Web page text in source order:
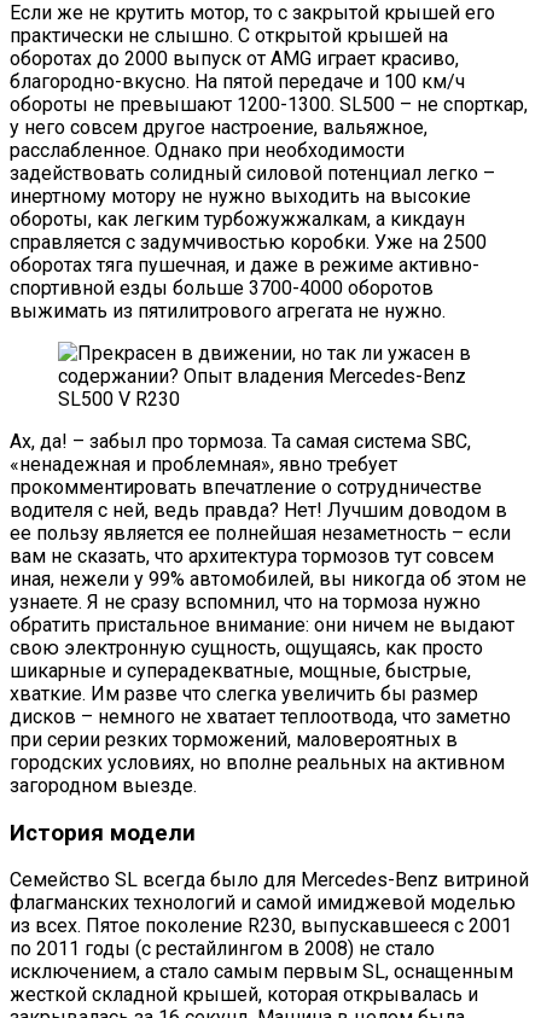
Если же не крутить мотор, то с закрытой крышей его
практически не слышно. С открытой крышей на
оборотах до 2000 выпуск от AMG играет красиво,
благородно-вкусно. На пятой передаче и 100 км/ч
обороты не превышают 1200-1300. SL500 – не спорткар,
у него совсем другое настроение, вальяжное,
расслабленное. Однако при необходимости
задействовать солидный силовой потенциал легко –
инертному мотору не нужно выходить на высокие
обороты, как легким турбожужжалкам, а кикдаун
справляется с задумчивостью коробки. Уже на 2500
оборотах тяга пушечная, и даже в режиме активно-
спортивной езды больше 3700-4000 оборотов
выжимать из пятилитрового агрегата не нужно.
Ах, да! – забыл про тормоза. Та самая система SBC,
«ненадежная и проблемная», явно требует
прокомментировать впечатление о сотрудничестве
водителя с ней, ведь правда? Нет! Лучшим доводом в
ее пользу является ее полнейшая незаметность – если
вам не сказать, что архитектура тормозов тут совсем
иная, нежели у 99% автомобилей, вы никогда об этом не
узнаете. Я не сразу вспомнил, что на тормоза нужно
обратить пристальное внимание: они ничем не выдают
свою электронную сущность, ощущаясь, как просто
шикарные и суперадекватные, мощные, быстрые,
хваткие. Им разве что слегка увеличить бы размер
дисков – немного не хватает теплоотвода, что заметно
при серии резких торможений, маловероятных в
городских условиях, но вполне реальных на активном
загородном выезде.
История модели
Семейство SL всегда было для Mercedes-Benz витриной
флагманских технологий и самой имиджевой моделью
из всех. Пятое поколение R230, выпускавшееся с 2001
по 2011 годы (с рестайлингом в 2008) не стало
исключением, а стало самым первым SL, оснащенным
жесткой складной крышей, которая открывалась и